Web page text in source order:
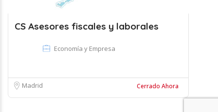
CS Asesores fiscales y laborales
Economía y Empresa
Madrid Cerrado Ahora